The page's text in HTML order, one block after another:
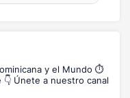
y el Mundo ⏱️
👇 Únete a nuestro canal